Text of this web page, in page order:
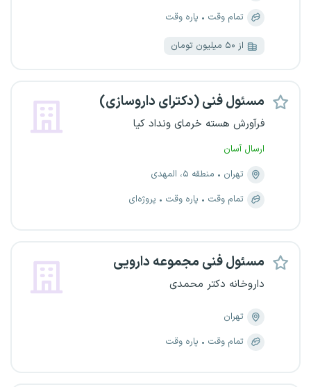
تمام وقت
پاره وقت
از ۵۰ میلیون تومان
مسئول فنی (دکترای داروسازی)
فرآورش هسته خرمای ونداد کیا
ارسال آسان
تهران
منطقه ۵، المهدی
تمام وقت
پاره وقت پروژه‌ای
مسئول فنی مجموعه دارویی
داروخانه دکتر محمدی
تهران
تمام وقت
پاره وقت